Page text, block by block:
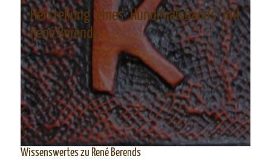
Herstellung eines Hundehalsbands mit
René Berends
Wissenswertes zu René Berends